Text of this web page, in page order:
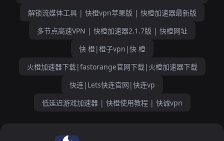
解锁流媒体工具 | 快橙vpn苹果版 | 快橙加速器最新版
多节点高速VPN | 快橙加速器2.1.7版 | 快橙网址
快 橙|橙子vpn|快 橙
火橙加速器下载|fastorange官网下载|火橙加速器下载
快连|Lets快连官网|快连vp
低延迟游戏加速器 | 快橙使用教程 | 快诚vpn